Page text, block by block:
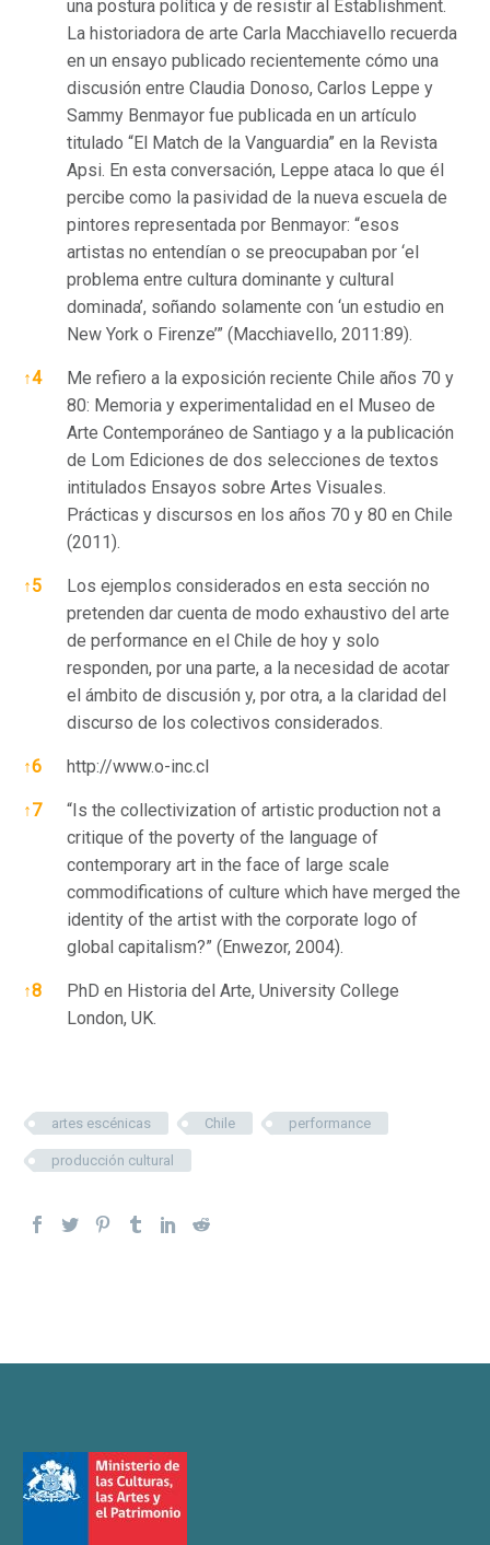
una postura política y de resistir al Establishment.
La historiadora de arte Carla Macchiavello recuerda
en un ensayo publicado recientemente cómo una
discusión entre Claudia Donoso, Carlos Leppe y
Sammy Benmayor fue publicada en un artículo
titulado “El Match de la Vanguardia” en la Revista
Apsi. En esta conversación, Leppe ataca lo que él
percibe como la pasividad de la nueva escuela de
pintores representada por Benmayor: “esos
artistas no entendían o se preocupaban por ‘el
problema entre cultura dominante y cultural
dominada’, soñando solamente con ‘un estudio en
New York o Firenze’” (Macchiavello, 2011:89).
↑4
Me refiero a la exposición reciente Chile años 70 y
80: Memoria y experimentalidad en el Museo de
Arte Contemporáneo de Santiago y a la publicación
de Lom Ediciones de dos selecciones de textos
intitulados Ensayos sobre Artes Visuales.
Prácticas y discursos en los años 70 y 80 en Chile
(2011).
↑5
Los ejemplos considerados en esta sección no
pretenden dar cuenta de modo exhaustivo del arte
de performance en el Chile de hoy y solo
responden, por una parte, a la necesidad de acotar
el ámbito de discusión y, por otra, a la claridad del
discurso de los colectivos considerados.
↑6 http://www.o-inc.cl
↑7
“Is the collectivization of artistic production not a
critique of the poverty of the language of
contemporary art in the face of large scale
commodifications of culture which have merged the
identity of the artist with the corporate logo of
global capitalism?” (Enwezor, 2004).
↑8
PhD en Historia del Arte, University College
London, UK.
artes escénicas Chile performance
producción cultural